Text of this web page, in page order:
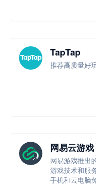
TapTap
推荐高质量好
网易云游戏
网易游戏推出
游戏技术和服
手机和云电脑